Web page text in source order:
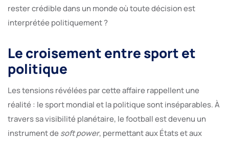
rester crédible dans un monde où toute décision est
interprétée politiquement ?
Le croisement entre sport et
politique
Les tensions révélées par cette affaire rappellent une
réalité : le sport mondial et la politique sont inséparables. À
travers sa visibilité planétaire, le football est devenu un
instrument desoft power, permettant aux États et aux